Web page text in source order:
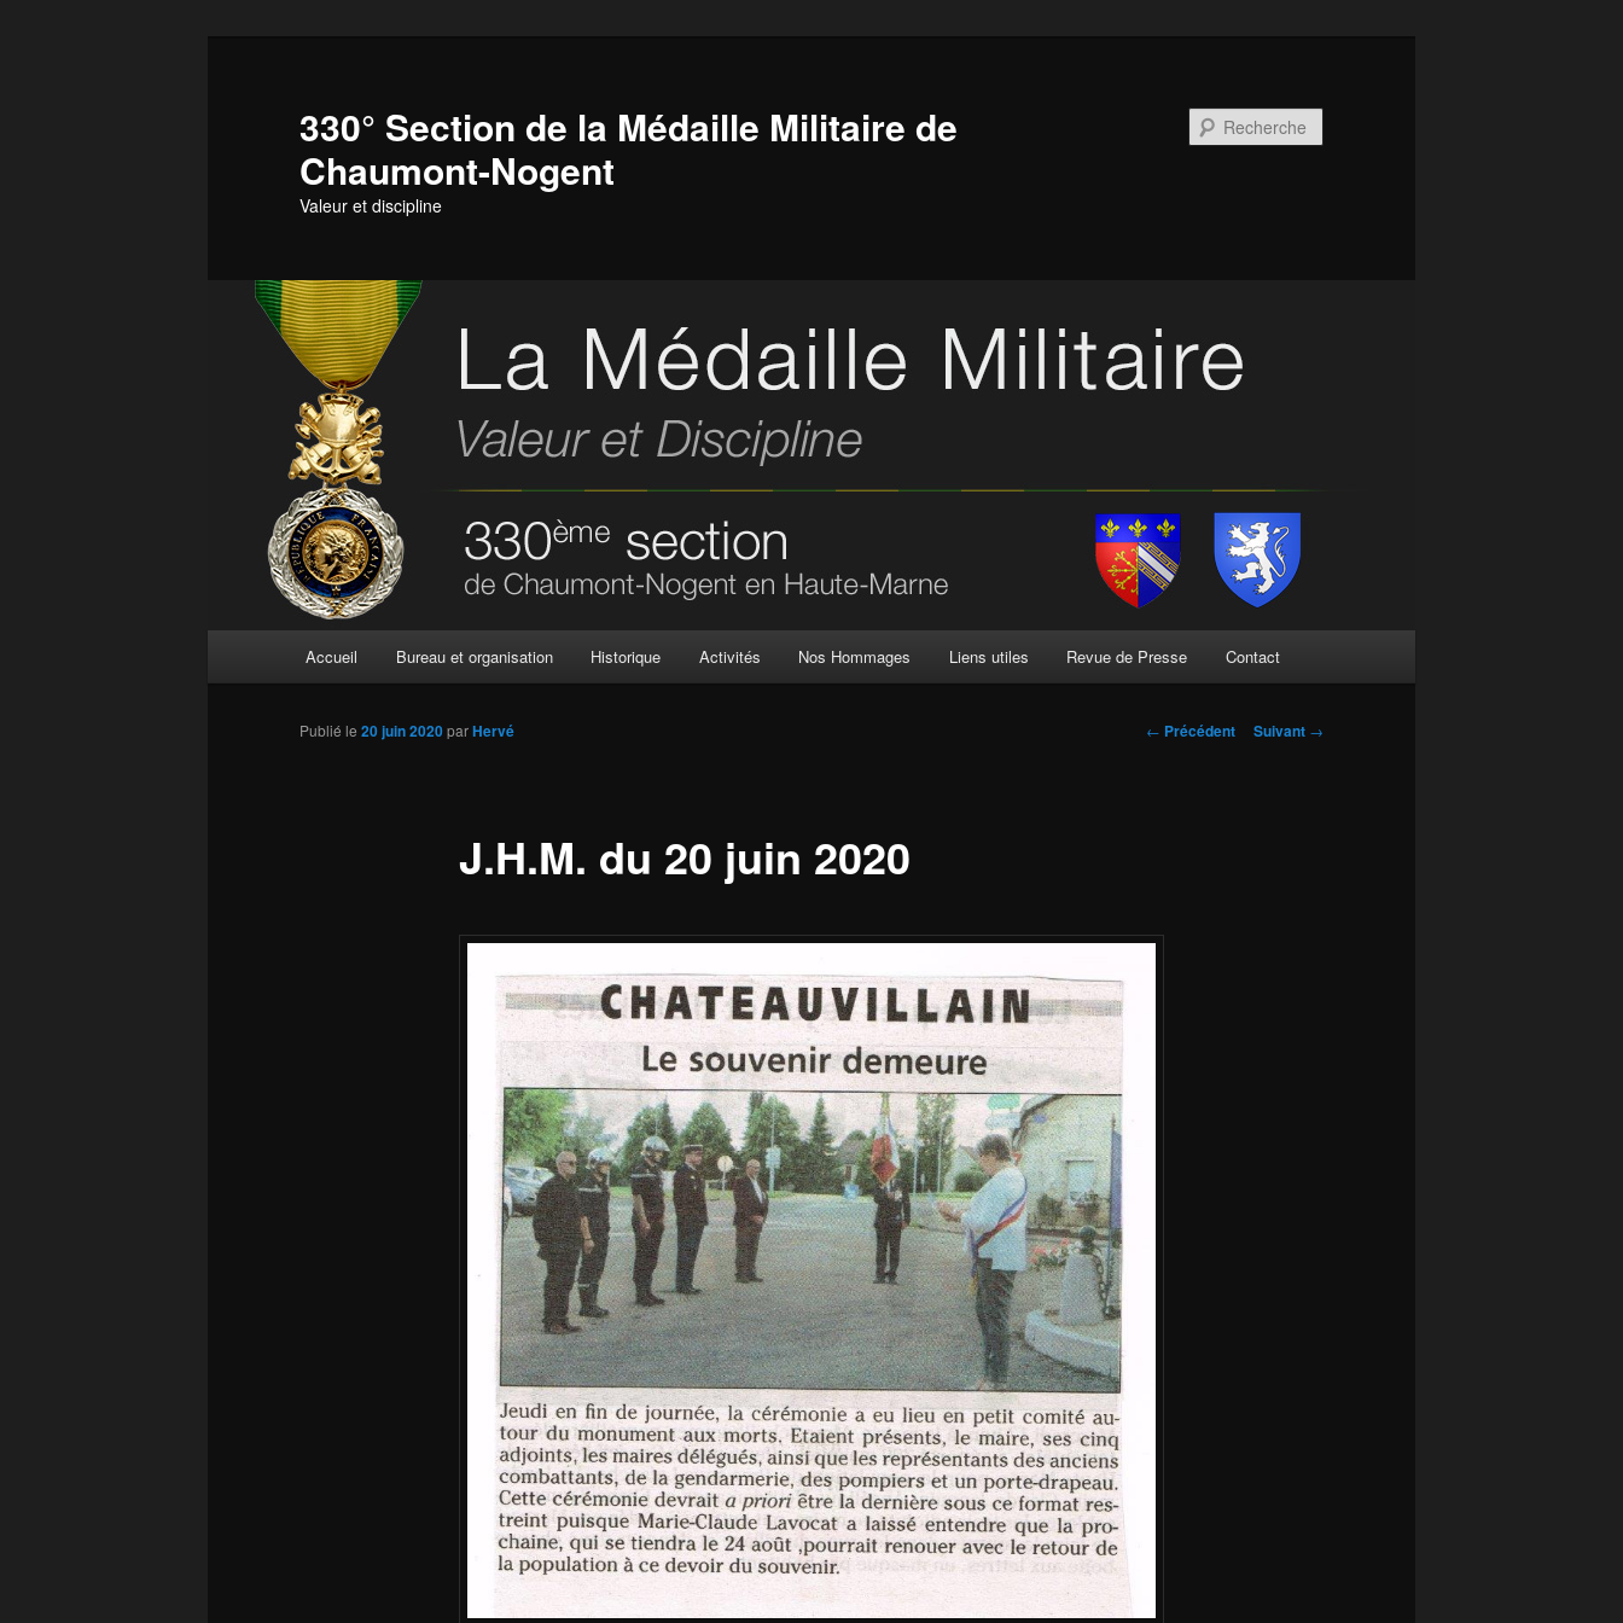
330° Section de la Médaille Militaire de
Chaumont-Nogent
Valeur et discipline
Accueil Bureau et organisation Historique Activités Nos Hommages Liens utiles Revue de Presse Contact
Navigation
← Précédent Suivant →
J.H.M. du 20 juin 2020
Publié le 20 juin 2020parHervé